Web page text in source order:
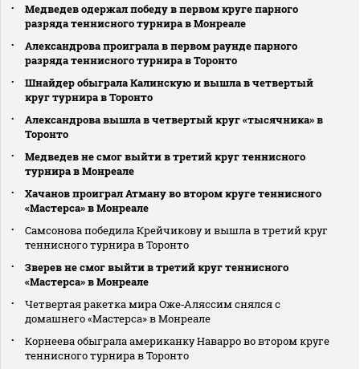
Медведев одержал победу в первом круге парного
разряда теннисного турнира в Монреале
Александрова проиграла в первом раунде парного
разряда теннисного турнира в Торонто
Шнайдер обыграла Калинскую и вышла в четвертый
круг турнира в Торонто
Александрова вышла в четвертый круг «тысячника» в
Торонто
Медведев не смог выйти в третий круг теннисного
турнира в Монреале
Хачанов проиграл Атману во втором круге теннисного
«Мастерса» в Монреале
Самсонова победила Крейчикову и вышла в третий круг
теннисного турнира в Торонто
Зверев не смог выйти в третий круг теннисного
«Мастерса» в Монреале
Четвертая ракетка мира Оже‑Аляссим снялся с
домашнего «Мастерса» в Монреале
Корнеева обыграла американку Наварро во втором круге
теннисного турнира в Торонто